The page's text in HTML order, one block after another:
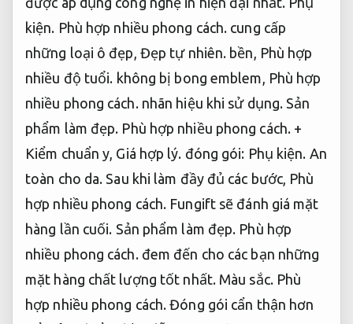
kiện. Phù hợp nhiều phong cách. cung cấp
những loại ô đẹp, Đẹp tự nhiên. bền, Phù hợp
nhiều độ tuổi. không bị bong emblem, Phù hợp
nhiều phong cách.nhãn hiệu khi sử dụng. Sản
phẩm làm đẹp. Phù hợp nhiều phong cách.+
Kiểm chuẩn y, Giá hợp lý. đóng gói: Phụ kiện. An
toàn cho da. Sau khi làm đầy đủ các bước, Phù
hợp nhiều phong cách. Fungift sẽ đánh giá mặt
hàng lần cuối. Sản phẩm làm đẹp. Phù hợp
nhiều phong cách.đem đến cho các bạn những
mặt hàng chất lượng tốt nhất. Màu sắc. Phù
hợp nhiều phong cách. Đóng gói cẩn thận hơn